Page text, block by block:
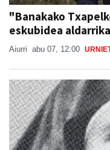
"Banakako
eskubidea
Aiurri abu 07, 12:00